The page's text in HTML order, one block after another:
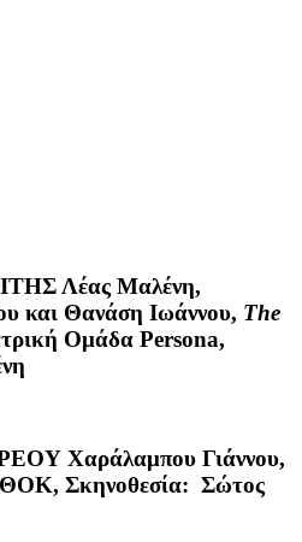
Λέας Μαλένη,
και Θανάση Ιωάννου, The
Ομάδα Persona,
Χαράλαμπου Γιάννου,
ΘΟΚ, Σκηνοθεσία: Σώτος